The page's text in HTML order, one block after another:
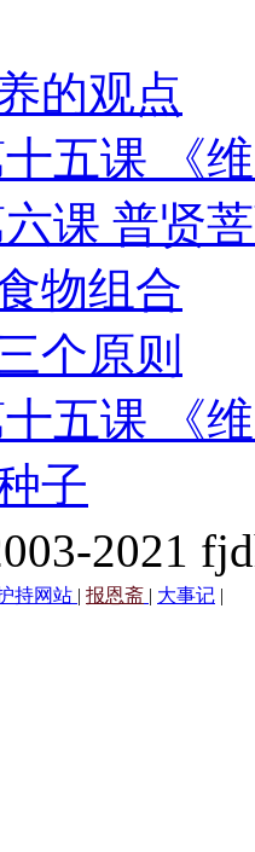
的观点
五课 《
课 普贤
物组合
个原则
五课 《
子
2021
持网站 | 报恩斋 | 大事记 |